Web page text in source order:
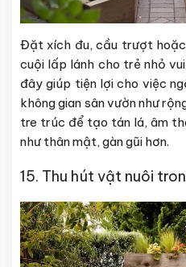
Đặt xích đu, cầu trượt
cuội lấp lánh cho trẻ nhỏ
đây giúp tiện lợi cho việc
không gian sân vườn như
tre trúc để tạo tán lá, âm
như thân mật, gàn gũi hơn.
15. Thu hút vật nuôi